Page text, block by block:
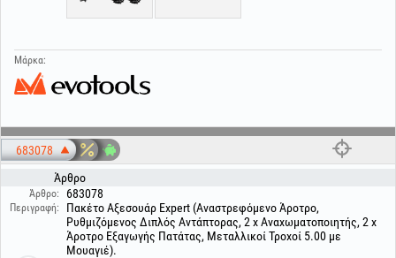
Μάρκα:
683078
Άρθρο
Άρθρο: 683078
Περιγραφή:
Πακέτο Αξεσουάρ Expert (Αναστρεφόμενο Άροτρο,
Ρυθμιζόμενος Διπλός Αντάπτορας, 2 x Αναχωματοποιητής, 2 x
Άροτρο Εξαγωγής Πατάτας, Μεταλλικοί Τροχοί 5.00 με
Μουαγιέ).